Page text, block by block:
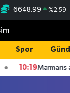
6648.99 %2.59
Spor
10:19 Marmaris